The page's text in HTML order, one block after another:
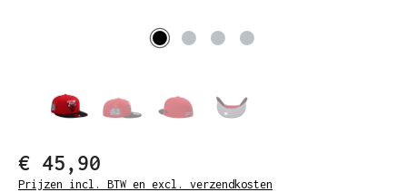
€ 45,90
Prijzen incl. BTW en excl. verzendkosten